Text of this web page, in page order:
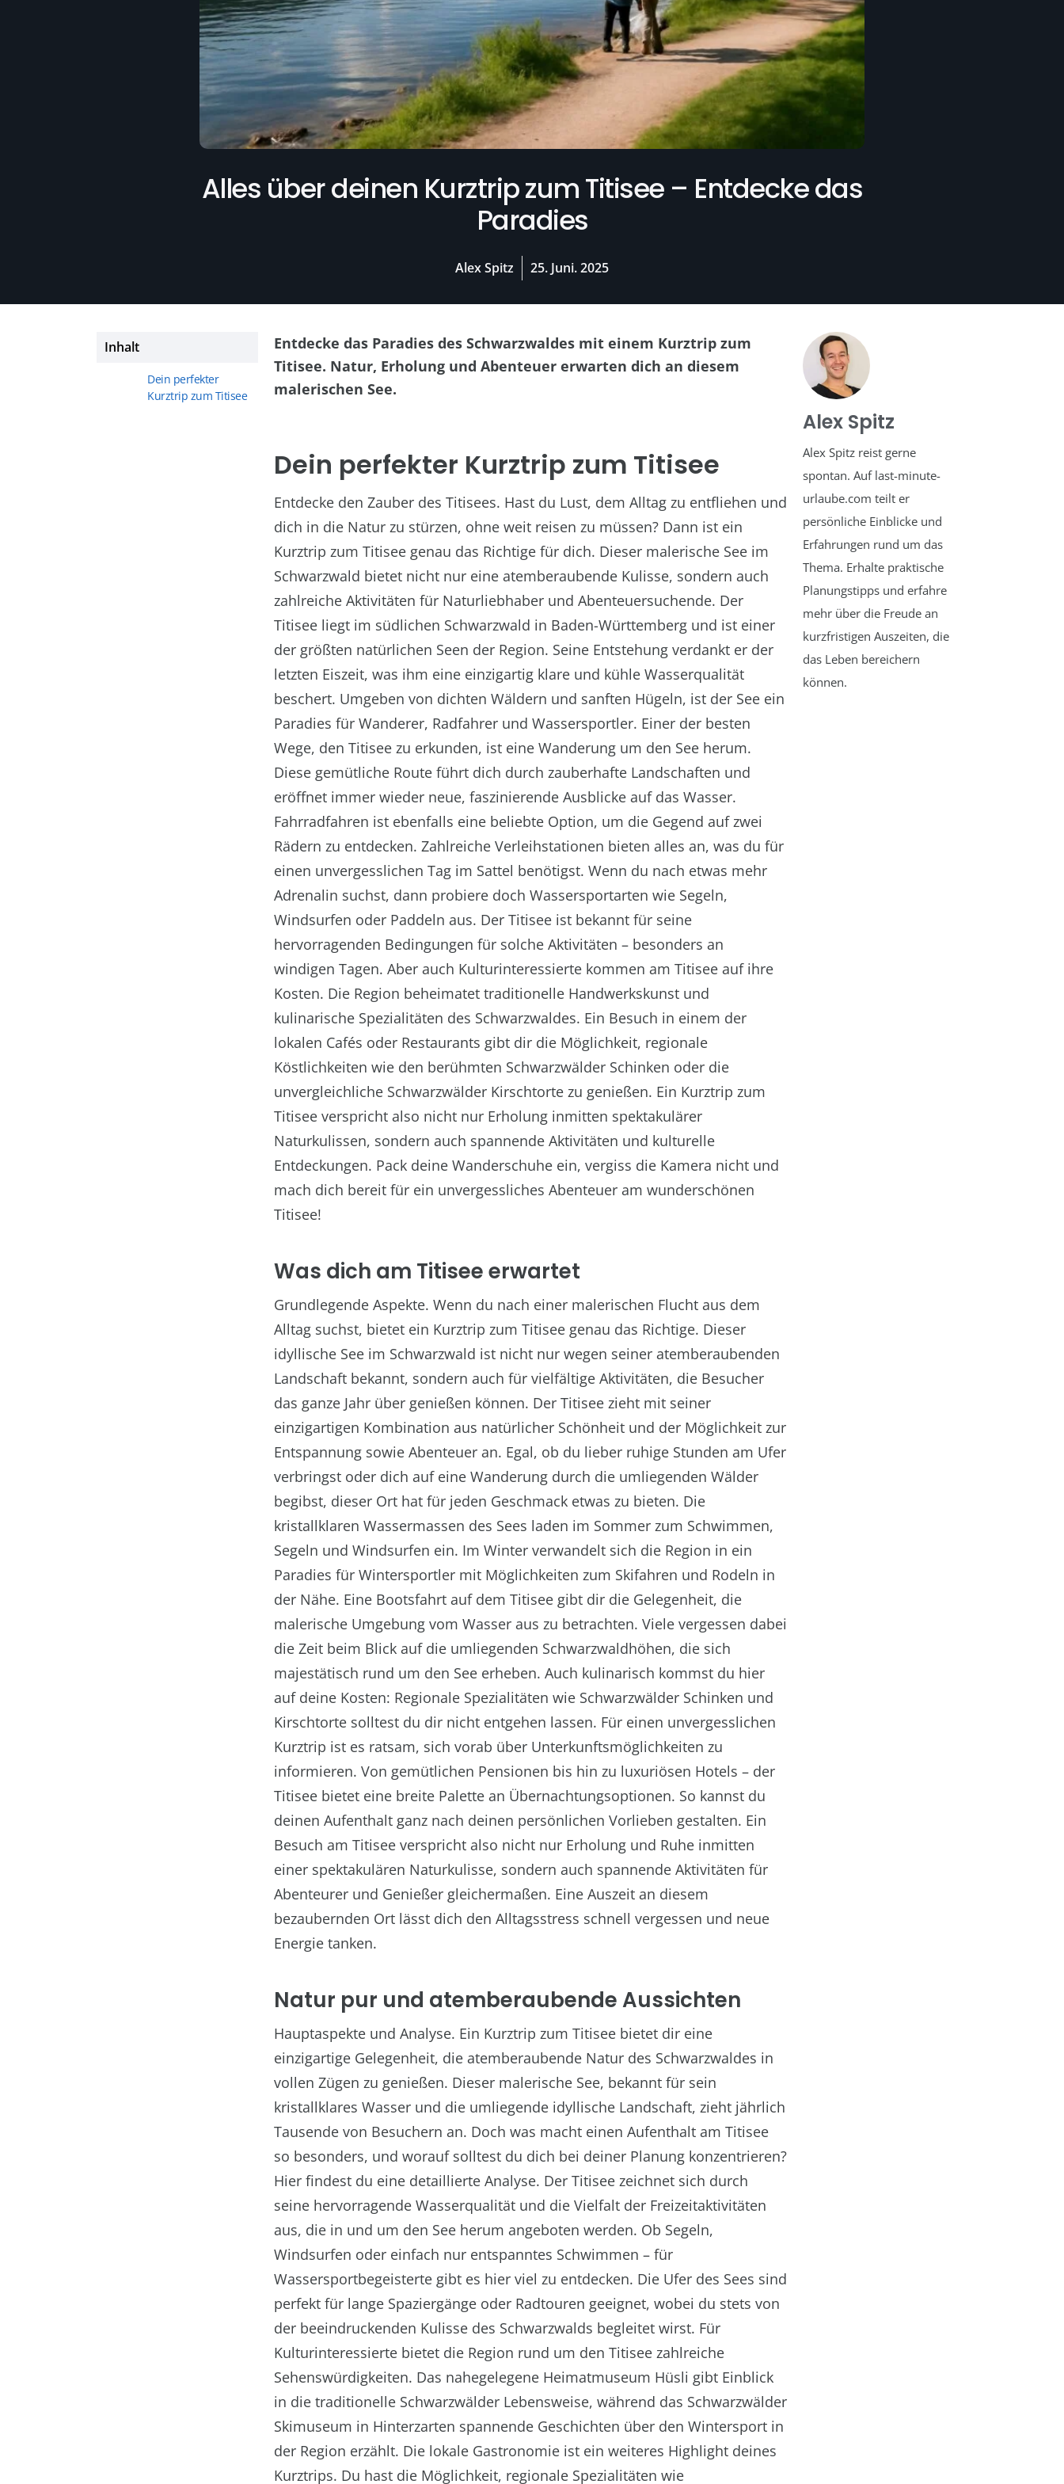
Alles über deinen Kurztrip zum Titisee – Entdecke das
Paradies
Alex Spitz 25. Juni. 2025
Inhalt
Dein perfekter
Kurztrip zum Titisee
Entdecke das Paradies des Schwarzwaldes mit einem Kurztrip zum
Titisee. Natur, Erholung und Abenteuer erwarten dich an diesem
malerischen See.
Dein perfekter Kurztrip zum Titisee
Entdecke den Zauber des Titisees. Hast du Lust, dem Alltag zu entfliehen und
dich in die Natur zu stürzen, ohne weit reisen zu müssen? Dann ist ein
Kurztrip zum Titisee genau das Richtige für dich. Dieser malerische See im
Schwarzwald bietet nicht nur eine atemberaubende Kulisse, sondern auch
zahlreiche Aktivitäten für Naturliebhaber und Abenteuersuchende. Der
Titisee liegt im südlichen Schwarzwald in Baden-Württemberg und ist einer
der größten natürlichen Seen der Region. Seine Entstehung verdankt er der
letzten Eiszeit, was ihm eine einzigartig klare und kühle Wasserqualität
beschert. Umgeben von dichten Wäldern und sanften Hügeln, ist der See ein
Paradies für Wanderer, Radfahrer und Wassersportler. Einer der besten
Wege, den Titisee zu erkunden, ist eine Wanderung um den See herum.
Diese gemütliche Route führt dich durch zauberhafte Landschaften und
eröffnet immer wieder neue, faszinierende Ausblicke auf das Wasser.
Fahrradfahren ist ebenfalls eine beliebte Option, um die Gegend auf zwei
Rädern zu entdecken. Zahlreiche Verleihstationen bieten alles an, was du für
einen unvergesslichen Tag im Sattel benötigst. Wenn du nach etwas mehr
Adrenalin suchst, dann probiere doch Wassersportarten wie Segeln,
Windsurfen oder Paddeln aus. Der Titisee ist bekannt für seine
hervorragenden Bedingungen für solche Aktivitäten – besonders an
windigen Tagen. Aber auch Kulturinteressierte kommen am Titisee auf ihre
Kosten. Die Region beheimatet traditionelle Handwerkskunst und
kulinarische Spezialitäten des Schwarzwaldes. Ein Besuch in einem der
lokalen Cafés oder Restaurants gibt dir die Möglichkeit, regionale
Köstlichkeiten wie den berühmten Schwarzwälder Schinken oder die
unvergleichliche Schwarzwälder Kirschtorte zu genießen. Ein Kurztrip zum
Titisee verspricht also nicht nur Erholung inmitten spektakulärer
Naturkulissen, sondern auch spannende Aktivitäten und kulturelle
Entdeckungen. Pack deine Wanderschuhe ein, vergiss die Kamera nicht und
mach dich bereit für ein unvergessliches Abenteuer am wunderschönen
Titisee!
Was dich am Titisee erwartet
Grundlegende Aspekte. Wenn du nach einer malerischen Flucht aus dem
Alltag suchst, bietet ein Kurztrip zum Titisee genau das Richtige. Dieser
idyllische See im Schwarzwald ist nicht nur wegen seiner atemberaubenden
Landschaft bekannt, sondern auch für vielfältige Aktivitäten, die Besucher
das ganze Jahr über genießen können. Der Titisee zieht mit seiner
einzigartigen Kombination aus natürlicher Schönheit und der Möglichkeit zur
Entspannung sowie Abenteuer an. Egal, ob du lieber ruhige Stunden am Ufer
verbringst oder dich auf eine Wanderung durch die umliegenden Wälder
begibst, dieser Ort hat für jeden Geschmack etwas zu bieten. Die
kristallklaren Wassermassen des Sees laden im Sommer zum Schwimmen,
Segeln und Windsurfen ein. Im Winter verwandelt sich die Region in ein
Paradies für Wintersportler mit Möglichkeiten zum Skifahren und Rodeln in
der Nähe. Eine Bootsfahrt auf dem Titisee gibt dir die Gelegenheit, die
malerische Umgebung vom Wasser aus zu betrachten. Viele vergessen dabei
die Zeit beim Blick auf die umliegenden Schwarzwaldhöhen, die sich
majestätisch rund um den See erheben. Auch kulinarisch kommst du hier
auf deine Kosten: Regionale Spezialitäten wie Schwarzwälder Schinken und
Kirschtorte solltest du dir nicht entgehen lassen. Für einen unvergesslichen
Kurztrip ist es ratsam, sich vorab über Unterkunftsmöglichkeiten zu
informieren. Von gemütlichen Pensionen bis hin zu luxuriösen Hotels – der
Titisee bietet eine breite Palette an Übernachtungsoptionen. So kannst du
deinen Aufenthalt ganz nach deinen persönlichen Vorlieben gestalten. Ein
Besuch am Titisee verspricht also nicht nur Erholung und Ruhe inmitten
einer spektakulären Naturkulisse, sondern auch spannende Aktivitäten für
Abenteurer und Genießer gleichermaßen. Eine Auszeit an diesem
bezaubernden Ort lässt dich den Alltagsstress schnell vergessen und neue
Energie tanken.
Natur pur und atemberaubende Aussichten
Hauptaspekte und Analyse. Ein Kurztrip zum Titisee bietet dir eine
einzigartige Gelegenheit, die atemberaubende Natur des Schwarzwaldes in
vollen Zügen zu genießen. Dieser malerische See, bekannt für sein
kristallklares Wasser und die umliegende idyllische Landschaft, zieht jährlich
Tausende von Besuchern an. Doch was macht einen Aufenthalt am Titisee
so besonders, und worauf solltest du dich bei deiner Planung konzentrieren?
Hier findest du eine detaillierte Analyse. Der Titisee zeichnet sich durch
seine hervorragende Wasserqualität und die Vielfalt der Freizeitaktivitäten
aus, die in und um den See herum angeboten werden. Ob Segeln,
Windsurfen oder einfach nur entspanntes Schwimmen – für
Wassersportbegeisterte gibt es hier viel zu entdecken. Die Ufer des Sees sind
perfekt für lange Spaziergänge oder Radtouren geeignet, wobei du stets von
der beeindruckenden Kulisse des Schwarzwalds begleitet wirst. Für
Kulturinteressierte bietet die Region rund um den Titisee zahlreiche
Sehenswürdigkeiten. Das nahegelegene Heimatmuseum Hüsli gibt Einblick
in die traditionelle Schwarzwälder Lebensweise, während das Schwarzwälder
Skimuseum in Hinterzarten spannende Geschichten über den Wintersport in
der Region erzählt. Die lokale Gastronomie ist ein weiteres Highlight deines
Kurztrips. Du hast die Möglichkeit, regionale Spezialitäten wie
Alex Spitz
Alex Spitz reist gerne
spontan. Auf last-minute-
urlaube.com teilt er
persönliche Einblicke und
Erfahrungen rund um das
Thema. Erhalte praktische
Planungstipps und erfahre
mehr über die Freude an
kurzfristigen Auszeiten, die
das Leben bereichern
können.